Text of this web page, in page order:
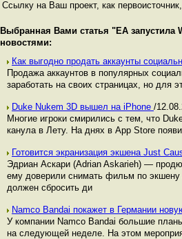
Ссылку на Ваш проект, как
Выбранная Вами статья "EA запустила
новостями:
Как выгодно продать аккаунты
Продажа аккаунтов в популярных
заработать на своих страницах, но для
Duke Nukem 3D вышел на iPhone /
Многие игроки смирились с тем, что
канула в Лету. На днях в App Store
Готовится экранизация экшена Just
Эдриан Аскари (Adrian Askarieh) —
ему доверили снимать фильм по
должен сбросить ди
Namco Bandai покажет в Германии
У компании Namco Bandai большие
на следующей неделе. На этом